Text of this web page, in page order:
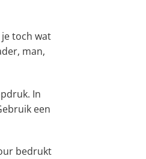
toch wat
man,
In
een
bedrukt